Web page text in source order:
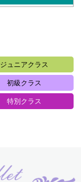
ジュニアクラス
初級クラス
特別クラス